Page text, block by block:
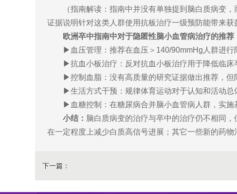
（指南解读：指南中并没有单独提到脑白质病变
证据说明针对这类人群使用抗板治疗一级预防能带来
欧洲卒中指南中对于隐匿性脑小血管病治疗的推荐
▶ 血压管理：推荐在血压＞140/90mmHg人群进
▶抗血小板治疗：反对抗血小板治疗用于降低临
▶控制血脂：没有高质量的研究证据做出推荐，
▶生活方式干预：规律体育运动对于认知和活动
▶ 血糖控制：在糖尿病合并脑小血管病人群，实
小结： 脑白质病变的治疗与卒中的治疗仍不相同
在一定程度上减少白质高信号进展；其它一些新的药
下一篇：